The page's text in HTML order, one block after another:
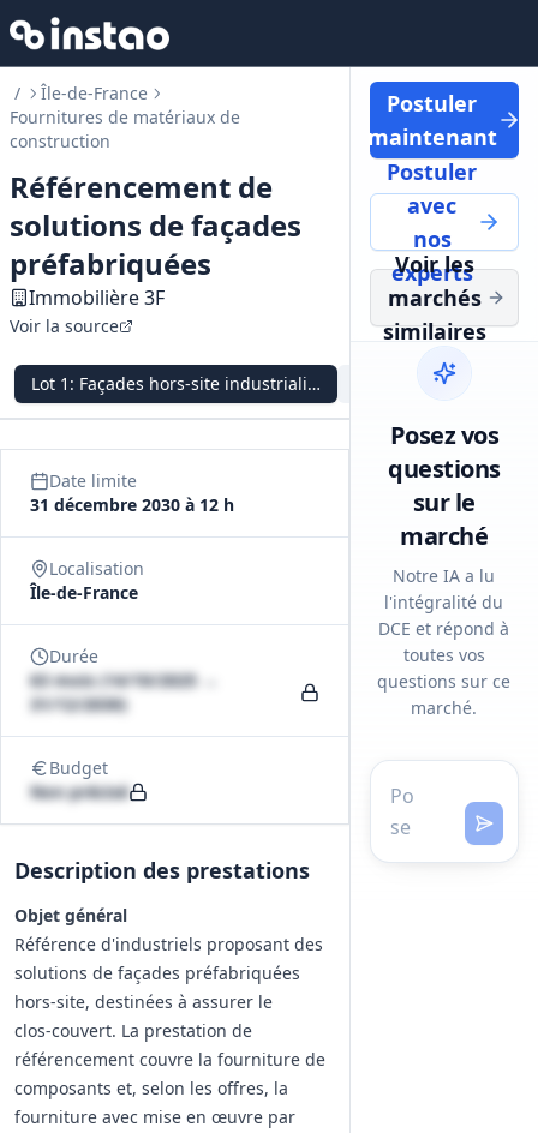
/
Île-de-France
Fournitures de matériaux de
construction
Référencement de
solutions de façades
préfabriquées
Immobilière 3F
Voir la source
Lot 1 : Façades hors‑site industrialisées Façades
Date limite
31 décembre 2030 à 12 h
Localisation
Île-de-France
Durée
63 mois (14/10/2025 →
31/12/2030)
Budget
Non précisé
Description des prestations
Objet général
Référence d'industriels proposant des
solutions de façades préfabriquées
hors‑site, destinées à assurer le
clos‑couvert. La prestation de
référencement couvre la fourniture de
composants et, selon les offres, la
fourniture avec mise en œuvre par
Postuler
maintenant
Postuler
avec
nos
experts
Voir les
marchés
similaires
Posez vos
questions
sur le
marché
Notre IA a lu
l'intégralité du
DCE et répond à
toutes vos
questions sur ce
marché.